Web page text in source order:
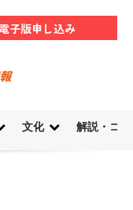
子版申し込み
文化 解説・コ